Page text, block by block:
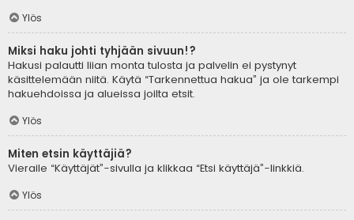
Ylös
Miksi haku johti tyhjään sivuun!?
Hakusi palautti liian monta tulosta ja palvelin ei pystynyt
käsittelemään niitä. Käytä “Tarkennettua hakua” ja ole tarkempi
hakuehdoissa ja alueissa joilta etsit.
Ylös
Miten etsin käyttäjiä?
Vieraile “Käyttäjät”-sivulla ja klikkaa “Etsi käyttäjä”-linkkiä.
Ylös